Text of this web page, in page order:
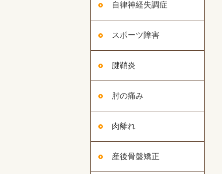
自律神経失調症
スポーツ障害
腱鞘炎
肘の痛み
肉離れ
産後骨盤矯正